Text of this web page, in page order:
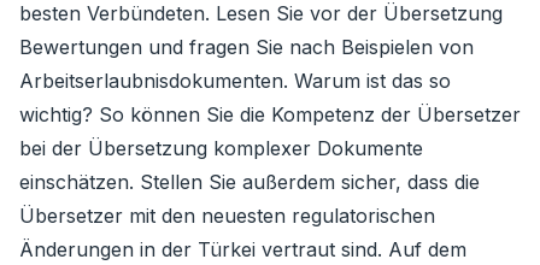
besten Verbündeten. Lesen Sie vor der Übersetzung
Bewertungen und fragen Sie nach Beispielen von
Arbeitserlaubnisdokumenten. Warum ist das so
wichtig? So können Sie die Kompetenz der Übersetzer
bei der Übersetzung komplexer Dokumente
einschätzen. Stellen Sie außerdem sicher, dass die
Übersetzer mit den neuesten regulatorischen
Änderungen in der Türkei vertraut sind. Auf dem